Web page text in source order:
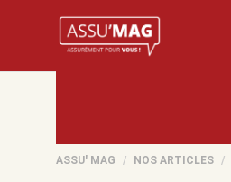
ASSU' MAG NOS ARTICLES